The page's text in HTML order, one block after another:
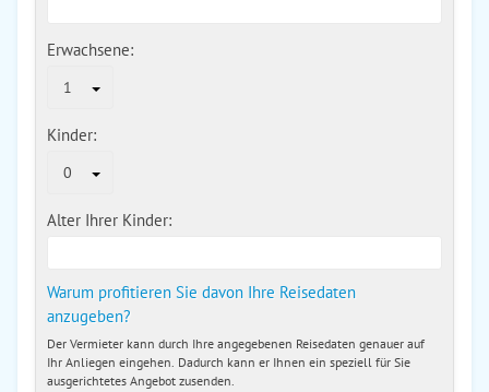
Erwachsene:
1
Kinder:
0
Alter Ihrer Kinder:
Warum profitieren Sie davon Ihre Reisedaten
anzugeben?
Der Vermieter kann durch Ihre angegebenen Reisedaten genauer auf
Ihr Anliegen eingehen. Dadurch kann er Ihnen ein speziell für Sie
ausgerichtetes Angebot zusenden.